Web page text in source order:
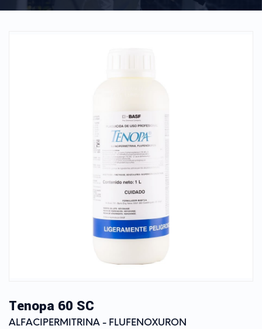
Tenopa 60 SC
ALFACIPERMITRINA - FLUFENOXURON